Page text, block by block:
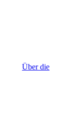
Über die